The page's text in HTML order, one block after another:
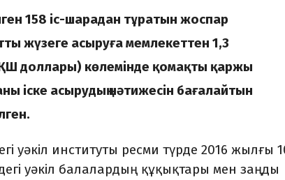
158 іс-шарадан тұратын жоспар
жүзеге асыруға мемлекеттен 1,3
доллары) көлемінде қомақты қаржы
іске асырудың нәтижесін бағалайтын
уәкіл институты ресми түрде 2016 жылғы
уәкіл балалардың құқықтары мен заңды